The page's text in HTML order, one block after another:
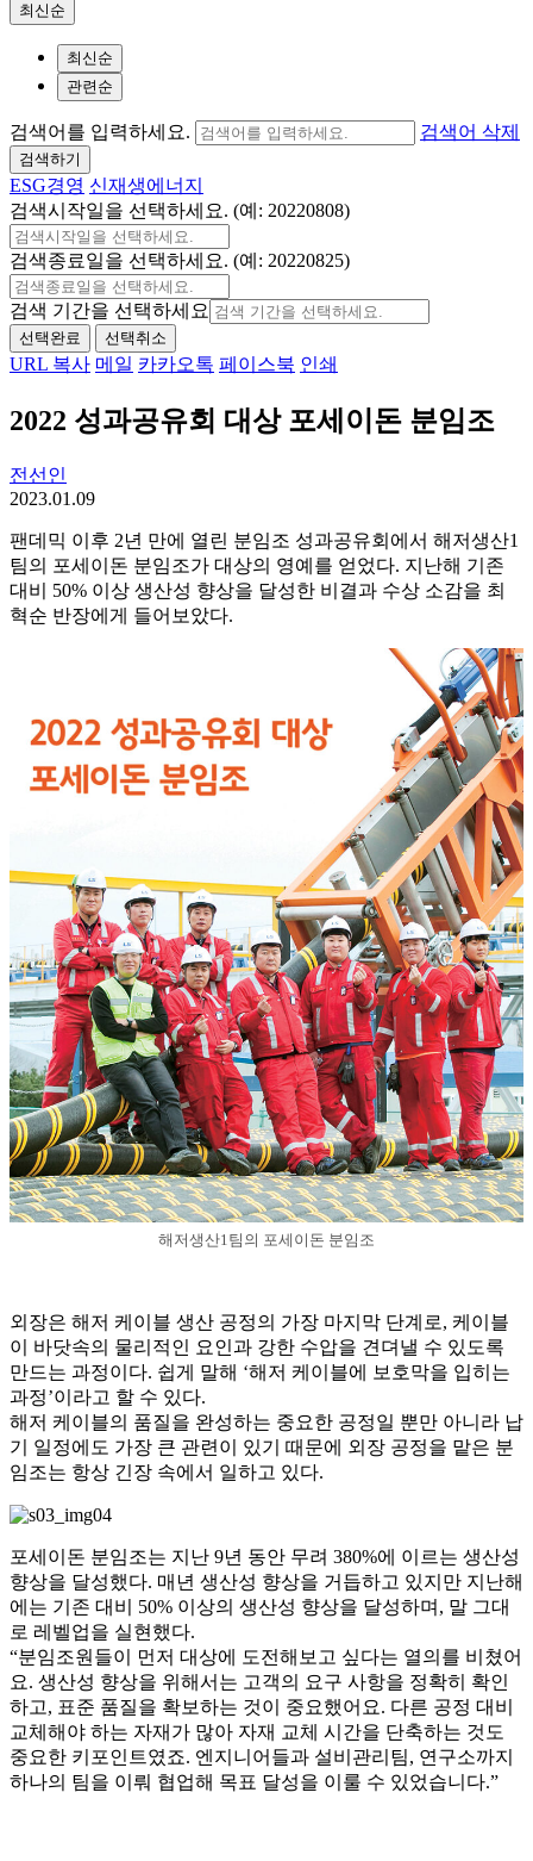
최신순
최신순
관련순
검색어를 입력하세요. 검색어 삭제
검색하기
ESG경영 신재생에너지
검색시작일을 선택하세요. (예: 20220808)
검색종료일을 선택하세요. (예: 20220825)
검색 기간을 선택하세요
선택완료 선택취소
URL 복사 메일 카카오톡 페이스북 인쇄
2022 성과공유회 대상 포세이돈 분임조
전선인
2023.01.09
팬데믹 이후 2년 만에 열린 분임조 성과공유회에서 해저생산1
팀의 포세이돈 분임조가 대상의 영예를 얻었다. 지난해 기존
대비 50% 이상 생산성 향상을 달성한 비결과 수상 소감을 최
혁순 반장에게 들어보았다.
해저생산1팀의 포세이돈 분임조
외장은 해저 케이블 생산 공정의 가장 마지막 단계로, 케이블
이 바닷속의 물리적인 요인과 강한 수압을 견뎌낼 수 있도록
만드는 과정이다. 쉽게 말해 ‘해저 케이블에 보호막을 입히는
과정’이라고 할 수 있다.
해저 케이블의 품질을 완성하는 중요한 공정일 뿐만 아니라 납
기 일정에도 가장 큰 관련이 있기 때문에 외장 공정을 맡은 분
임조는 항상 긴장 속에서 일하고 있다.
포세이돈 분임조는 지난 9년 동안 무려 380%에 이르는 생산성
향상을 달성했다. 매년 생산성 향상을 거듭하고 있지만 지난해
에는 기존 대비 50% 이상의 생산성 향상을 달성하며, 말 그대
로 레벨업을 실현했다.
“분임조원들이 먼저 대상에 도전해보고 싶다는 열의를 비쳤어
요. 생산성 향상을 위해서는 고객의 요구 사항을 정확히 확인
하고, 표준 품질을 확보하는 것이 중요했어요. 다른 공정 대비
교체해야 하는 자재가 많아 자재 교체 시간을 단축하는 것도
중요한 키포인트였죠. 엔지니어들과 설비관리팀, 연구소까지
하나의 팀을 이뤄 협업해 목표 달성을 이룰 수 있었습니다.”